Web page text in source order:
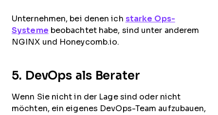
Unternehmen, bei denen ich starke Ops-
Systeme beobachtet habe, sind unter anderem
NGINX und Honeycomb.io.
5. DevOps als Berater
Wenn Sie nicht in der Lage sind oder nicht
möchten, ein eigenes DevOps-Team aufzubauen,